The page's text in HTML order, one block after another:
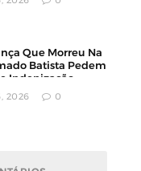
Que Morreu Na
Batista Pedem
Indenização
2026 0